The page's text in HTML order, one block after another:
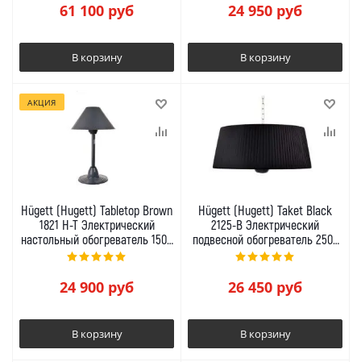
61 100 руб
В корзину
24 950 руб
В корзину
АКЦИЯ
Hügett (Hugett) Tabletop Brown
1821 H-T Электрический
настольный обогреватель 1500
Вт
24 900 руб
В корзину
Hügett (Hugett) Taket Black
2125-B Электрический
подвесной обогреватель 2500
Вт
26 450 руб
В корзину